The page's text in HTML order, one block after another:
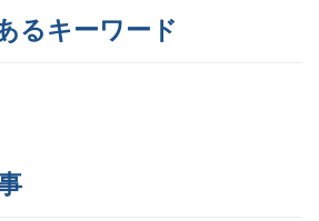
るキーワード